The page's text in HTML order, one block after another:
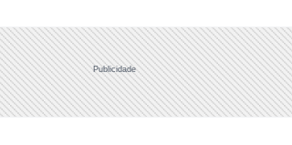
Publicidade